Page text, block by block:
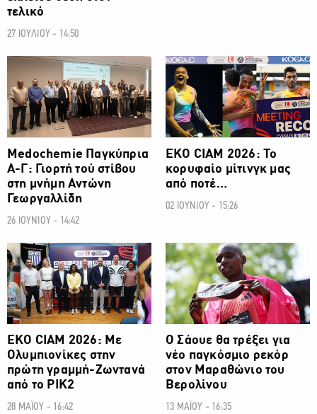
τελικό
27 ΙΟΥΛΙΟΥ - 14:50
ΑΛΛΑ ΣΠΟΡ
Medochemie Παγκύπρια
Α-Γ: Γιορτή τού στίβου
στη μνήμη Αντώνη
Γεωργαλλίδη
26 ΙΟΥΝΙΟΥ - 14:42
ΑΛΛΑ ΣΠΟΡ
ΕΚΟ CIAM 2026: Το
κορυφαίο μίτινγκ μας
από ποτέ…
02 ΙΟΥΝΙΟΥ - 15:26
ΑΛΛΑ ΣΠΟΡ
ΕΚΟ CIAM 2026: Με
Ολυμπιονίκες στην
πρώτη γραμμή-Zωντανά
από το ΡΙΚ2
28 ΜΑΪΟΥ - 16:42
ΑΛΛΑ ΣΠΟΡ
Ο Σάουε θα τρέξει για
νέο παγκόσμιο ρεκόρ
στον Μαραθώνιο του
Βερολίνου
13 ΜΑΪΟΥ - 16:35